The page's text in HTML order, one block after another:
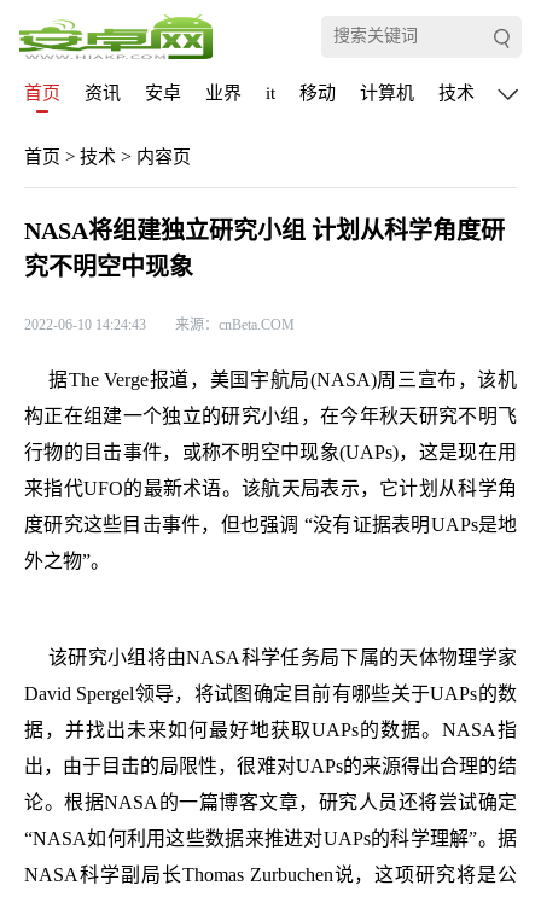
首页 资讯 安卓 业界 it 移动 计算机 技术 通信
首页 > 技术 > 内容页
NASA将组建独立研究小组 计划从科学角度研
究不明空中现象
2022-06-10 14:24:43 来源：cnBeta.COM
据The Verge报道，美国宇航局(NASA)周三宣布，该机
构正在组建一个独立的研究小组，在今年秋天研究不明飞
行物的目击事件，或称不明空中现象(UAPs)，这是现在用
来指代UFO的最新术语。该航天局表示，它计划从科学角
度研究这些目击事件，但也强调 “没有证据表明UAPs是地
外之物”。
该研究小组将由NASA科学任务局下属的天体物理学家
David Spergel领导，将试图确定目前有哪些关于UAPs的数
据，并找出未来如何最好地获取UAPs的数据。NASA指
出，由于目击的局限性，很难对UAPs的来源得出合理的结
论。根据NASA的一篇博客文章，研究人员还将尝试确定
“NASA如何利用这些数据来推进对UAPs的科学理解”。据
NASA科学副局长Thomas Zurbuchen说，这项研究将是公